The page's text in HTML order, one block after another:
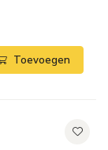
Toevoegen